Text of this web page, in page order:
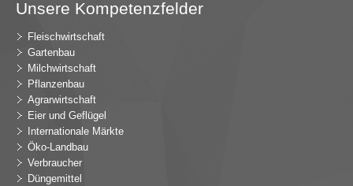
Unsere Kompetenzfelder
Fleischwirtschaft
Gartenbau
Milchwirtschaft
Pflanzenbau
Agrarwirtschaft
Eier und Geflügel
Internationale Märkte
Öko-Landbau
Verbraucher
Düngemittel